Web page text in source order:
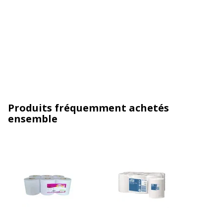
Produits fréquemment achetés
ensemble